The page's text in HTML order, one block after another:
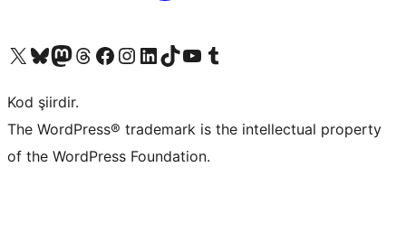
X (eski Twitter) hesabımıza bakın
Bluesky hesabımızı ziyaret edinMastodon hesabımızı ziyaret edinThreads hesabımızı ziyaret edinFacebook sayfamızı ziyaret edinInstagram hesabımızı ziyaret edinLinkedIn hesabımızı ziyaret edinTikTok hesabımızı ziyaret edinYouTube kanalımızı ziyaret edinTumblr hesabımızı ziyaret edin
Kod şiirdir.
The WordPress® trademark is the intellectual property
of the WordPress Foundation.